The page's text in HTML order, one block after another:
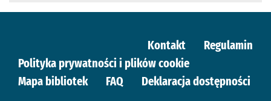
Kontakt
Regulamin
Polityka prywatności i plików cookie
Mapa bibliotek
FAQ Deklaracja dostępności